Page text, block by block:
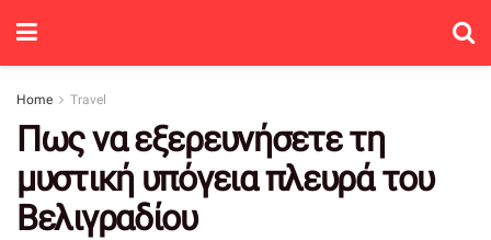
Home Travel
Πως να εξερευνήσετε τη
μυστική υπόγεια πλευρά του
Βελιγραδίου